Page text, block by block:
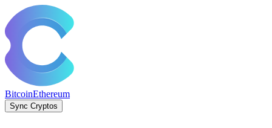
BitcoinEthereum
Sync Cryptos